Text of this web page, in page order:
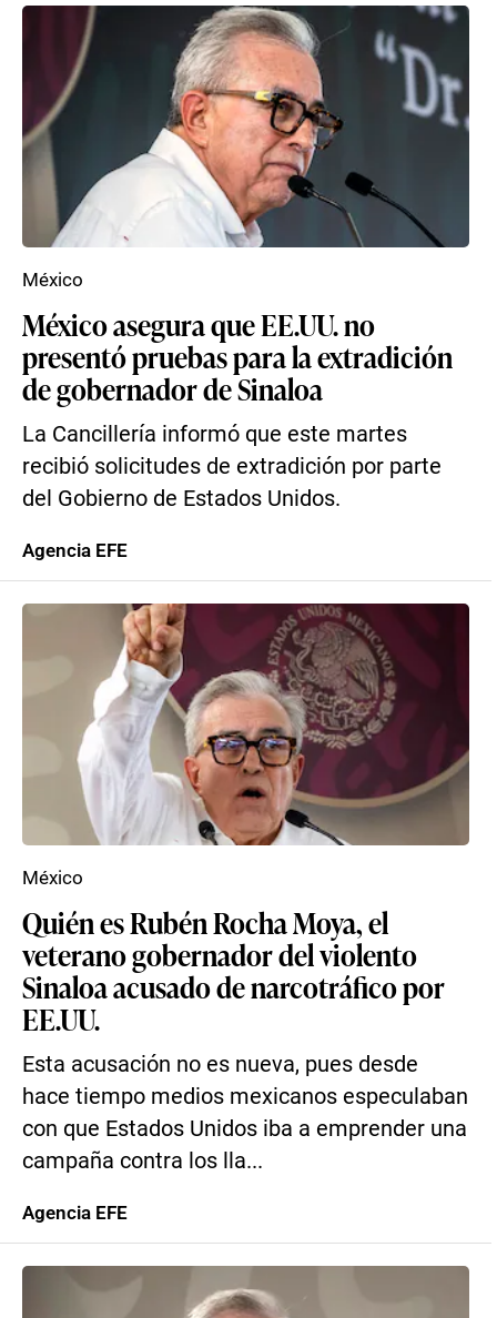
México asegura que EE.UU. no
presentó pruebas para la extradición
de gobernador de Sinaloa
La Cancillería informó que este martes
recibió solicitudes de extradición por parte
del Gobierno de Estados Unidos.
México
Agencia EFE
Quién es Rubén Rocha Moya, el
veterano gobernador del violento
Sinaloa acusado de narcotráfico por
EE.UU.
Esta acusación no es nueva, pues desde
hace tiempo medios mexicanos especulaban
con que Estados Unidos iba a emprender una
campaña contra los lla...
México
Agencia EFE